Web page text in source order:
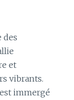
des
et
vibrants.
immergé